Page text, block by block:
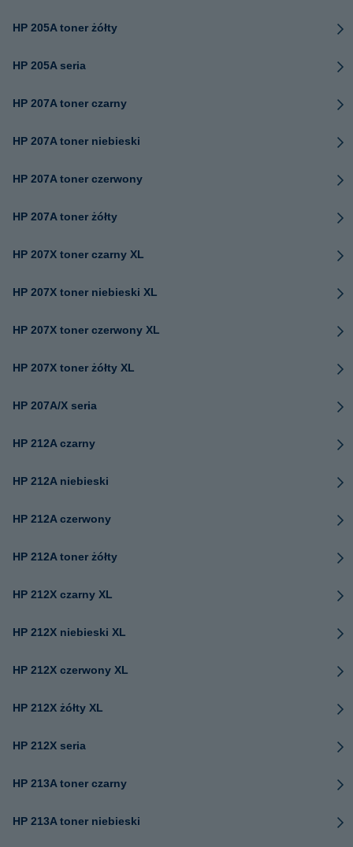
HP 205A toner żółty
HP 205A seria
HP 207A toner czarny
HP 207A toner niebieski
HP 207A toner czerwony
HP 207A toner żółty
HP 207X toner czarny XL
HP 207X toner niebieski XL
HP 207X toner czerwony XL
HP 207X toner żółty XL
HP 207A/X seria
HP 212A czarny
HP 212A niebieski
HP 212A czerwony
HP 212A toner żółty
HP 212X czarny XL
HP 212X niebieski XL
HP 212X czerwony XL
HP 212X żółty XL
HP 212X seria
HP 213A toner czarny
HP 213A toner niebieski